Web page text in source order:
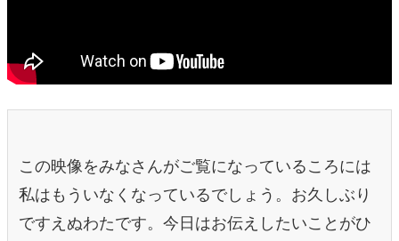
この映像をみなさんがご覧になっているころには
私はもういなくなっているでしょう。お久しぶり
ですえぬわたです。今日はお伝えしたいことがひ